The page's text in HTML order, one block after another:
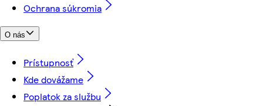
Ochrana súkromia
O nás
Prístupnosť
Kde dovážame
Poplatok za službu